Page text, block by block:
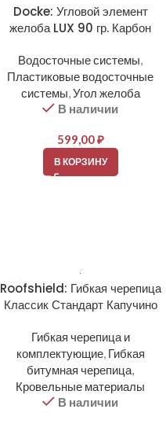
Docke: Угловой элемент
желоба LUX 90 гр. Карбон
Водосточные системы,
Пластиковые водосточные
системы,Угол желоба
В наличии
599,00₽
В КОРЗИНУ
Roofshield: Гибкая черепица
Классик Стандарт Капучино
Гибкая черепица и
комплектующие, Гибкая
битумная черепица,
Кровельные материалы
В наличии